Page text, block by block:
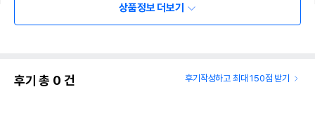
상품정보 더보기
후기 총 0 건 후기작성하고 최대 150점 받기